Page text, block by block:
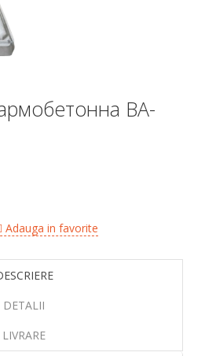
BA-
Adauga in favorite
DETALII
LIVRARE